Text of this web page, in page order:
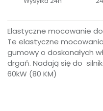
Elastyczne mocowanie
Te elastyczne
gumowy o doskonałych
drgań. Nadają się do
60kW (80 KM)